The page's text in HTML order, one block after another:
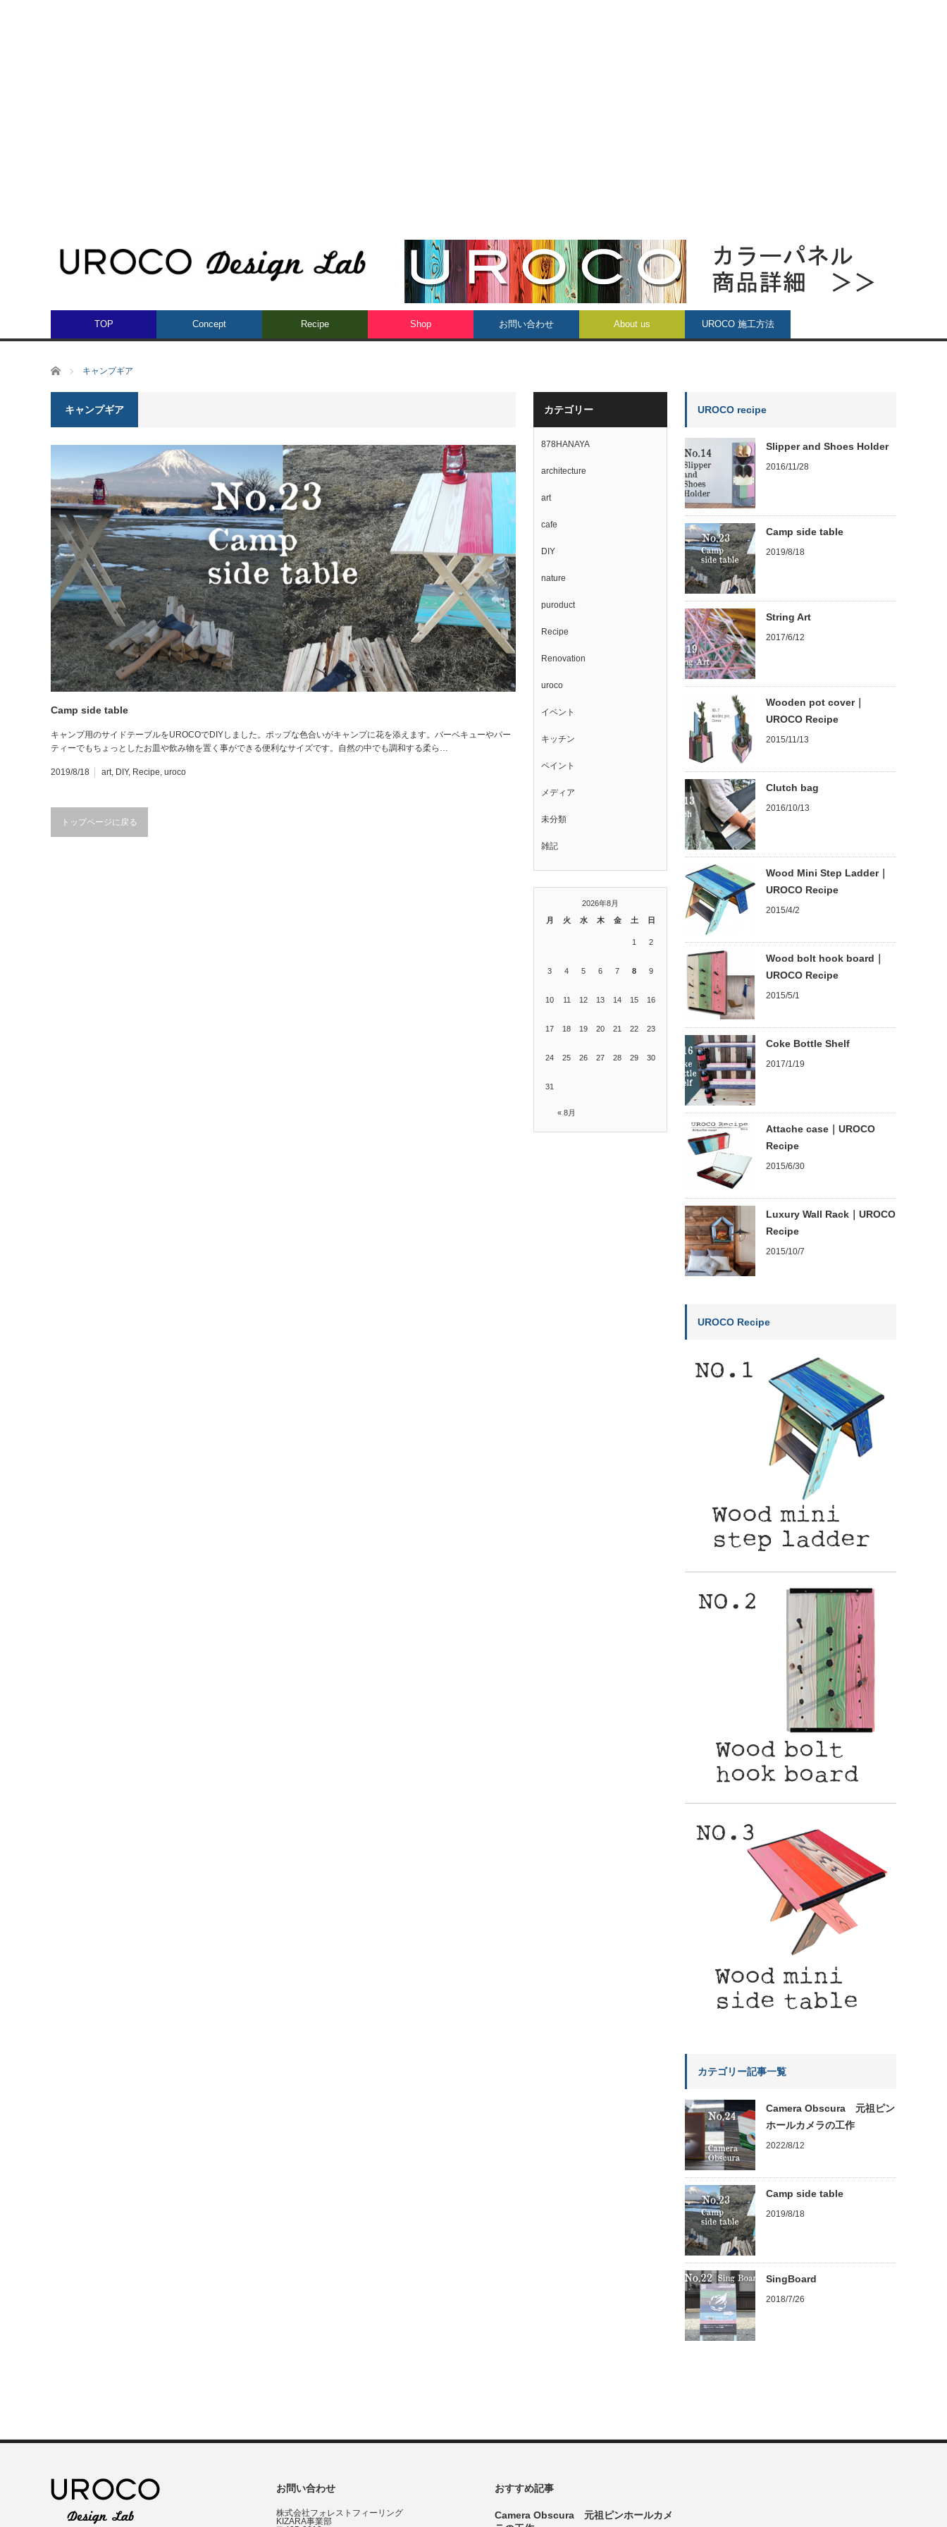
TOP Concept Recipe Shop お問い合わせ About us UROCO 施工方法
ホーム キャンプギア
キャンプギア
Camp side table
キャンプ用のサイドテーブルをUROCOでDIYしました。ポップな色合いがキャンプに花を添えます。バーベキューやパー
ティーでもちょっとしたお皿や飲み物を置く事ができる便利なサイズです。自然の中でも調和する柔ら…
2019/8/18 art, DIY, Recipe, uroco
トップページに戻る
カテゴリー
878HANAYA
architecture
art
cafe
DIY
nature
puroduct
Recipe
Renovation
uroco
イベント
キッチン
ペイント
メディア
未分類
雑記
2026年8月
月
火 水 木 金 土 日
« 8月
1 2
3 4 5 6 7 8 9
10 11 12 13 14 15 16
17 18 19 20 21 22 23
24 25 26 27 28 29 30
31
UROCO recipe
Slipper and Shoes Holder
2016/11/28
Camp side table
2019/8/18
String Art
2017/6/12
Wooden pot cover｜
UROCO Recipe
2015/11/13
Clutch bag
2016/10/13
Wood Mini Step Ladder｜
UROCO Recipe
2015/4/2
Wood bolt hook board｜
UROCO Recipe
2015/5/1
Coke Bottle Shelf
2017/1/19
Attache case｜UROCO
Recipe
2015/6/30
Luxury Wall Rack｜UROCO
Recipe
2015/10/7
UROCO Recipe
カテゴリー記事一覧
Camera Obscura 元祖ピン
ホールカメラの工作
2022/8/12
Camp side table
2019/8/18
SingBoard
2018/7/26
お問い合わせ
株式会社フォレストフィーリング
KIZARA事業部
おすすめ記事
Camera Obscura 元祖ピンホールカメ